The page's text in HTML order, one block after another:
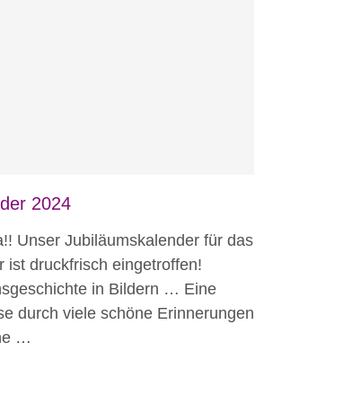
2024
Unser Jubiläumskalender für das
ist druckfrisch eingetroffen!
in Bildern … Eine
durch viele schöne Erinnerungen
…